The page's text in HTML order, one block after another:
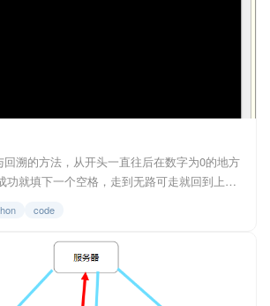
溯的方法，从开头一直往后在数字为0的地方
功就填下一个空格，走到无路可走就回到上一
[0,0,3,6,0,0,0,0,0...
code